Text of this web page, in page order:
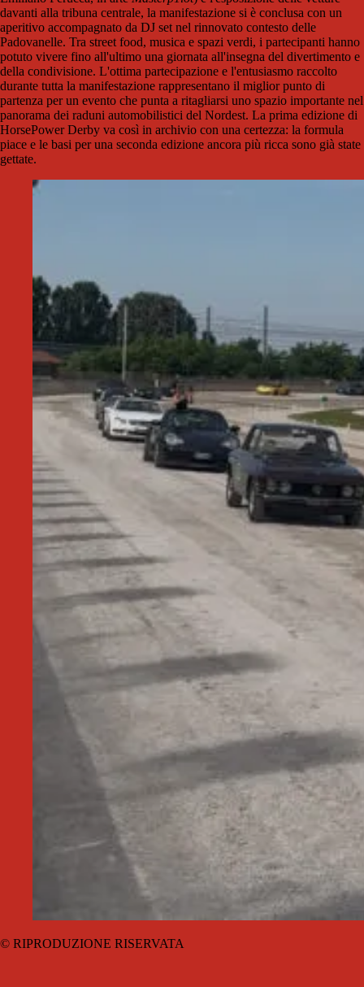
davanti alla tribuna centrale, la manifestazione si è conclusa con un
aperitivo accompagnato da DJ set nel rinnovato contesto delle
Padovanelle. Tra street food, musica e spazi verdi, i partecipanti hanno
potuto vivere fino all'ultimo una giornata all'insegna del divertimento e
della condivisione. L'ottima partecipazione e l'entusiasmo raccolto
durante tutta la manifestazione rappresentano il miglior punto di
partenza per un evento che punta a ritagliarsi uno spazio importante nel
panorama dei raduni automobilistici del Nordest. La prima edizione di
HorsePower Derby va così in archivio con una certezza: la formula
piace e le basi per una seconda edizione ancora più ricca sono già state
gettate.
© RIPRODUZIONE RISERVATA